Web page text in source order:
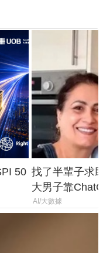
50 找了半輩子求
大男子靠
年家人
AI/大數據